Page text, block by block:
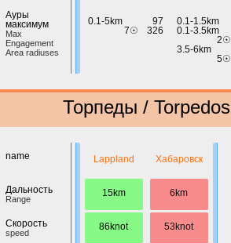
Ауры
максимум
Max
Engagement
Area radiuses
0.1-5km
97
7☉
326
0.1-1.5km
0.1-3.5km
2☉
3.5-6km
5☉
Торпеды / Torpedos
name
Дальность
Range
Скорость
speed
Lappland
15km
86knot
Хабаровск
6km
53knot